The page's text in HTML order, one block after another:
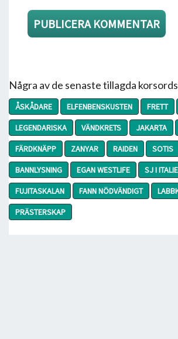
Några av de senaste tillagda
ÅSKÅDARE ELFENBENSKUSTEN FRETT
LEGENDARISKA
VÄNDKRETS JAKARTA
FÄRDKNÄPP
ZANYAR RAIDEN SOTIS
BANNLYSNING
EGAN WESTLIFE
SJ I
FUJITASKALAN
FANN NÖDVÄNDIGT
PRÄSTERSKAP